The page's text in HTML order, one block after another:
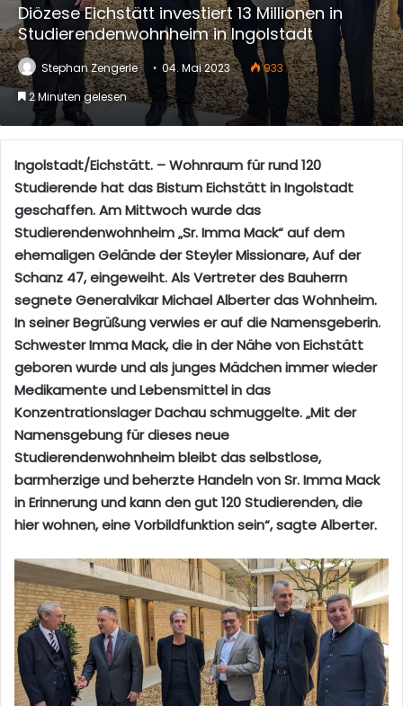
Diözese Eichstätt investiert 13 Millionen in
Studierendenwohnheim in Ingolstadt
Stephan Zengerle 04. Mai 2023
933
2 Minuten gelesen
Ingolstadt/Eichstätt. – Wohnraum für rund 120
Studierende hat das Bistum Eichstätt in Ingolstadt
geschaffen. Am Mittwoch wurde das
Studierendenwohnheim „Sr. Imma Mack“ auf dem
ehemaligen Gelände der Steyler Missionare, Auf der
Schanz 47, eingeweiht. Als Vertreter des Bauherrn
segnete Generalvikar Michael Alberter das Wohnheim.
In seiner Begrüßung verwies er auf die Namensgeberin.
Schwester Imma Mack, die in der Nähe von Eichstätt
geboren wurde und als junges Mädchen immer wieder
Medikamente und Lebensmittel in das
Konzentrationslager Dachau schmuggelte. „Mit der
Namensgebung für dieses neue
Studierendenwohnheim bleibt das selbstlose,
barmherzige und beherzte Handeln von Sr. Imma Mack
in Erinnerung und kann den gut 120 Studierenden, die
hier wohnen, eine Vorbildfunktion sein“, sagte Alberter.